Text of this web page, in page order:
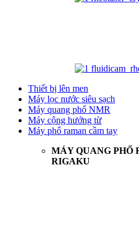
Thiết bị lên men
Máy lọc nước siêu sạch
Máy quang phổ NMR
Máy cộng hưởng từ
Máy phổ raman cầm tay
MÁY QUANG PHỔ
RIGAKU